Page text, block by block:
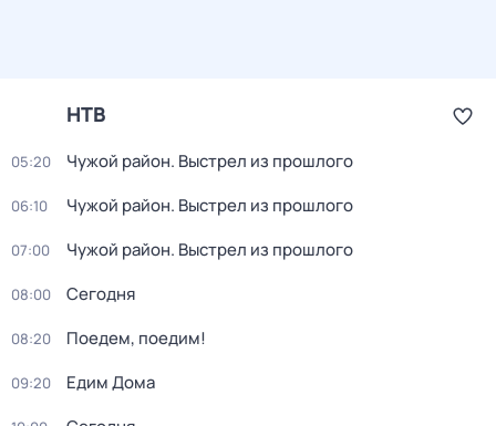
НТВ
05:20 Чужой район. Выстрел из прошлого
06:10 Чужой район. Выстрел из прошлого
07:00 Чужой район. Выстрел из прошлого
08:00 Сегодня
08:20 Поедем, поедим!
09:20 Едим Дома